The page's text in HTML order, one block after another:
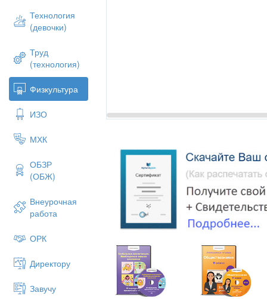
Технология
(девочки)
Труд
(технология)
Физкультура
ИЗО
МХК
ОБЗР
(ОБЖ)
Внеурочная
работа
ОРК
Директору
Завучу
Информационные